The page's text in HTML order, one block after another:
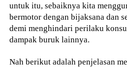
untuk itu, sebaiknya kita
bermotor dengan bijaksana dan
demi menghindari perilaku
dampak buruk lainnya.
Nah berikut adalah penjelasan